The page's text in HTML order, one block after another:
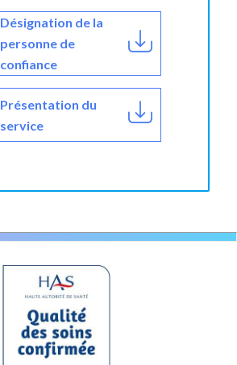
Désignation de la
personne de
confiance
Présentation du
service